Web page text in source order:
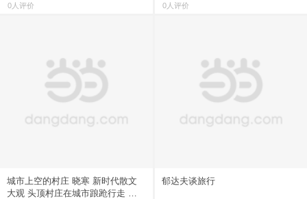
0人评价 0人评价
城市上空的村庄 晓寒 新时代散文
大观 头顶村庄在城市踉跄行走 记
郁达夫谈旅行